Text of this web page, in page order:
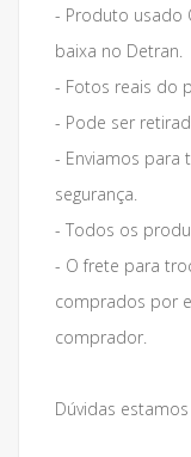
- Produto usado
baixa no Detran.
- Fotos reais do
- Pode ser
- Enviamos para
segurança.
- Todos os
- O frete para
comprados por
comprador.
Dúvidas